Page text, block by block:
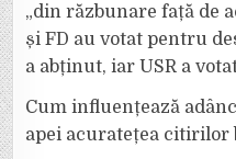
„din răzbunare față de
și FD au votat pentru
a abținut, iar USR a
Cum influențează
apei acuratețea citirilor